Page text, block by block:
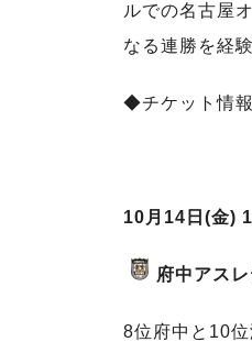
ルでの名古屋
なる連勝を経
◆チケット情
10月14日(金)
府中アス
8位府中と10